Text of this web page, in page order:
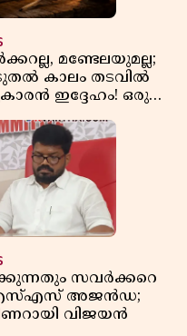
മണ്ടേലയുമല്ല;
കാലം തടവിൽ
ഇദ്ദേഹം! ഒരു
സവർക്കറെ
അജൻഡ;
വിജയൻ